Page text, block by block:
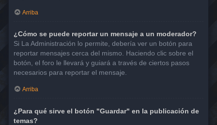
Arriba
¿Cómo se puede reportar un mensaje a un moderador?
Si La Administración lo permite, debería ver un botón para
reportar mensajes cerca del mismo. Haciendo clic sobre el
botón, el foro le llevará y guiará a través de ciertos pasos
necesarios para reportar el mensaje.
Arriba
¿Para qué sirve el botón "Guardar" en la publicación de
temas?